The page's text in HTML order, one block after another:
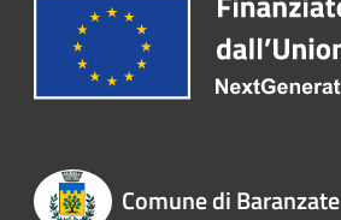
Comune di Baranzate